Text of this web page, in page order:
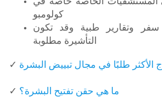
كولومبو
سفر وتقارير طبية وقد تكون
التأشيرة مطلوبة
✓ الأكثر طلبًا في مجال تبييض البشرة
✓ ما هي حقن تفتيح البشرة؟